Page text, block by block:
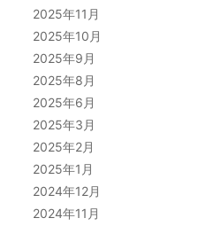
2025年11月
2025年10月
2025年9月
2025年8月
2025年6月
2025年3月
2025年2月
2025年1月
2024年12月
2024年11月